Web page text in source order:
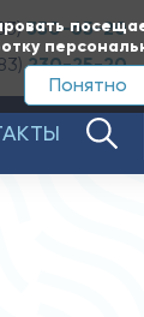
Понятно
350-65-20
230-25-20